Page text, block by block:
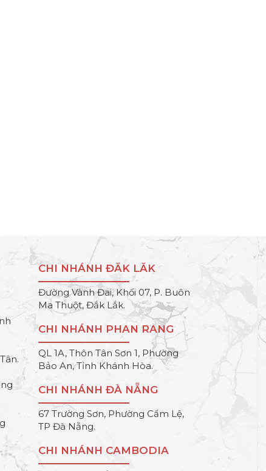
CHI NHÁNH ĐĂK LĂK
Đường Vành Đai, Khối 07, P. Buôn
Ma Thuột, Đắk Lắk.
CHI NHÁNH PHAN RANG
QL 1A, Thôn Tân Sơn 1, Phường
Bảo An, Tỉnh Khánh Hòa.
CHI NHÁNH ĐÀ NẴNG
67 Trường Sơn, Phường Cẩm Lệ,
TP Đà Nẵng.
CHI NHÁNH CAMBODIA